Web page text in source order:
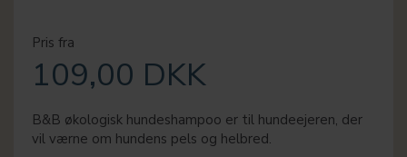
Pris fra
109,00 DKK
B&B økologisk hundeshampoo er til hundeejeren, der
vil værne om hundens pels og helbred.